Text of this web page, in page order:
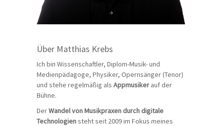
Über Matthias Krebs
Ich bin Wissenschaftler, Diplom-Musik- und
Medienpädagoge, Physiker, Opernsänger (Tenor)
und stehe regelmäßig als Appmusiker auf der
Bühne.
DerWandel von Musikpraxen durch digitale
Technologiensteht seit 2009 im Fokus meines